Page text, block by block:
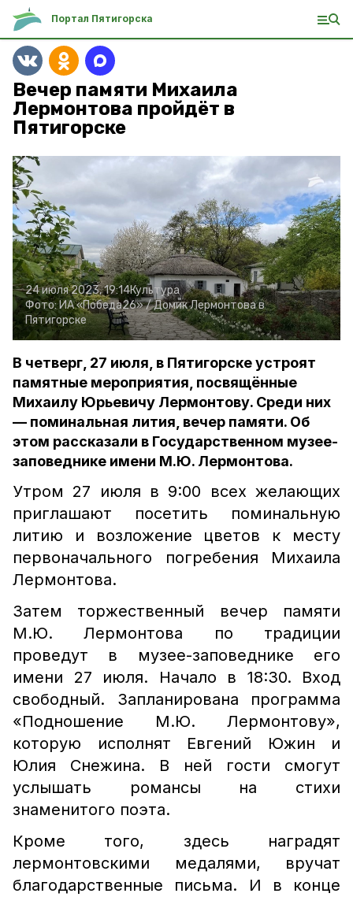
Портал Пятигорска
Вечер памяти Михаила
Лермонтова пройдёт в
Пятигорске
24 июля 2023, 19:14Культура
Фото:ИА «Победа26» /Домик Лермонтова в
Пятигорске
В четверг, 27 июля, в Пятигорске устроят
памятные мероприятия, посвящённые
Михаилу Юрьевичу Лермонтову. Среди них
— поминальная лития, вечер памяти. Об
этом рассказали в Государственном музее-
заповеднике имени М.Ю. Лермонтова.
Утром 27 июля в 9:00 всех желающих
приглашают посетить поминальную
литию и возложение цветов к месту
первоначального погребения Михаила
Лермонтова.
Затем торжественный вечер памяти
М.Ю. Лермонтова по традиции
проведут в музее-заповеднике его
имени 27 июля. Начало в 18:30. Вход
свободный. Запланирована программа
«Подношение М.Ю. Лермонтову»,
которую исполнят Евгений Южин и
Юлия Снежина. В ней гости смогут
услышать романсы на стихи
знаменитого поэта.
Кроме того, здесь наградят
лермонтовскими медалями, вручат
благодарственные письма. И в конце